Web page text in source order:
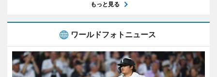
もっと見る
ワールドフォトニュース